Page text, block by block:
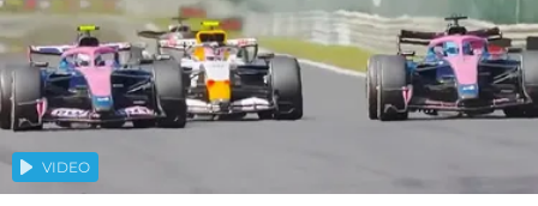
VIDEO